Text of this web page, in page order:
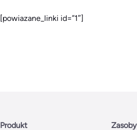
[powiazane_linki id=”1″]
Produkt Zasoby